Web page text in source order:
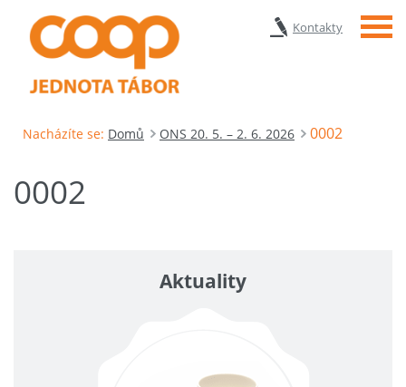
Kontakty Menu
Nacházíte se: Domů ONS 20. 5. – 2. 6. 2026 0002
0002
Aktuality